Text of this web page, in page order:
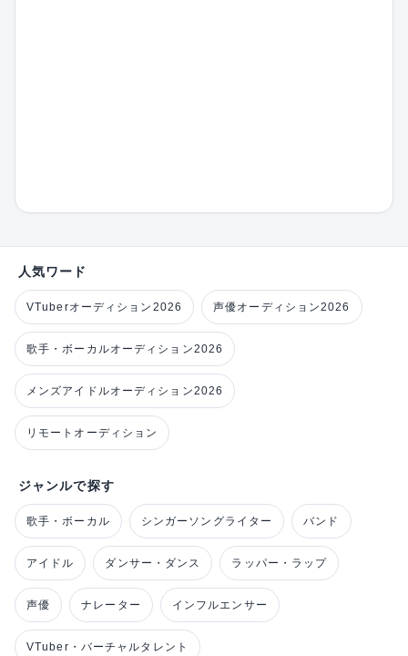
人気ワード
VTuberオーディション2026 声優オーディション2026
歌手・ボーカルオーディション2026
メンズアイドルオーディション2026
リモートオーディション
ジャンルで探す
歌手・ボーカル シンガーソングライター バンド
アイドル ダンサー・ダンス ラッパー・ラップ
声優 ナレーター インフルエンサー
VTuber・バーチャルタレント